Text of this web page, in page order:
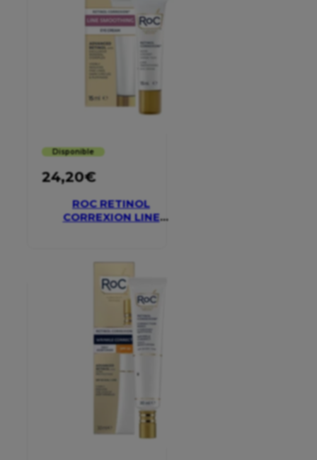
Disponible
24,20€
ROC RETINOL
CORREXION LINE